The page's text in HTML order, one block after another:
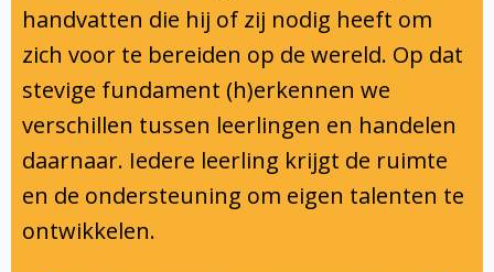
handvatten die hij of zij nodig heeft om
zich voor te bereiden op de wereld. Op dat
stevige fundament (h)erkennen we
verschillen tussen leerlingen en handelen
daarnaar. Iedere leerling krijgt de ruimte
en de ondersteuning om eigen talenten te
ontwikkelen.